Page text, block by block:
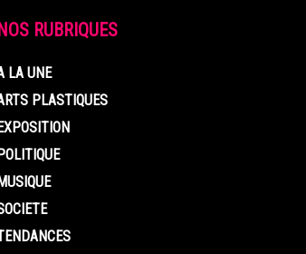
RUBRIQUES
LA UNE
PLASTIQUES
EXPOSITION
POLITIQUE
MUSIQUE